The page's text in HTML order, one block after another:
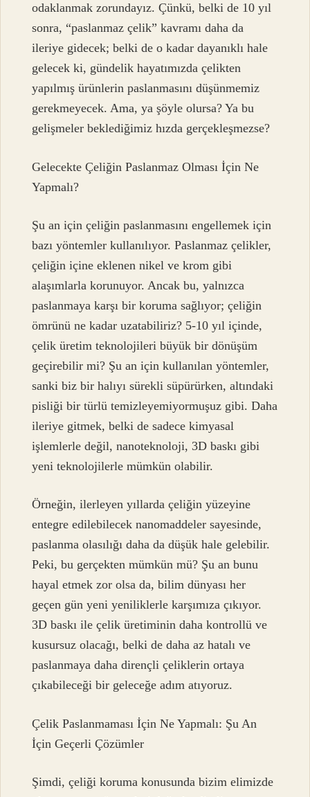
odaklanmak zorundayız. Çünkü, belki de 10 yıl
sonra, “paslanmaz çelik” kavramı daha da
ileriye gidecek; belki de o kadar dayanıklı hale
gelecek ki, gündelik hayatımızda çelikten
yapılmış ürünlerin paslanmasını düşünmemiz
gerekmeyecek. Ama, ya şöyle olursa? Ya bu
gelişmeler beklediğimiz hızda gerçekleşmezse?
Gelecekte Çeliğin Paslanmaz Olması İçin Ne
Yapmalı?
Şu an için çeliğin paslanmasını engellemek için
bazı yöntemler kullanılıyor. Paslanmaz çelikler,
çeliğin içine eklenen nikel ve krom gibi
alaşımlarla korunuyor. Ancak bu, yalnızca
paslanmaya karşı bir koruma sağlıyor; çeliğin
ömrünü ne kadar uzatabiliriz? 5-10 yıl içinde,
çelik üretim teknolojileri büyük bir dönüşüm
geçirebilir mi? Şu an için kullanılan yöntemler,
sanki biz bir halıyı sürekli süpürürken, altındaki
pisliği bir türlü temizleyemiyormuşuz gibi. Daha
ileriye gitmek, belki de sadece kimyasal
işlemlerle değil, nanoteknoloji, 3D baskı gibi
yeni teknolojilerle mümkün olabilir.
Örneğin, ilerleyen yıllarda çeliğin yüzeyine
entegre edilebilecek nanomaddeler sayesinde,
paslanma olasılığı daha da düşük hale gelebilir.
Peki, bu gerçekten mümkün mü? Şu an bunu
hayal etmek zor olsa da, bilim dünyası her
geçen gün yeni yeniliklerle karşımıza çıkıyor.
3D baskı ile çelik üretiminin daha kontrollü ve
kusursuz olacağı, belki de daha az hatalı ve
paslanmaya daha dirençli çeliklerin ortaya
çıkabileceği bir geleceğe adım atıyoruz.
Çelik Paslanmaması İçin Ne Yapmalı: Şu An
İçin Geçerli Çözümler
Şimdi, çeliği koruma konusunda bizim elimizde